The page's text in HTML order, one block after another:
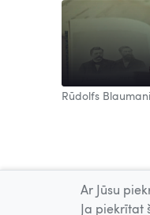
Rūdolfs
Ar Jūsu
Ja piekrītat